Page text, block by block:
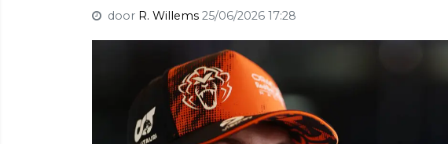
door R. Willems 25/06/2026 17:28